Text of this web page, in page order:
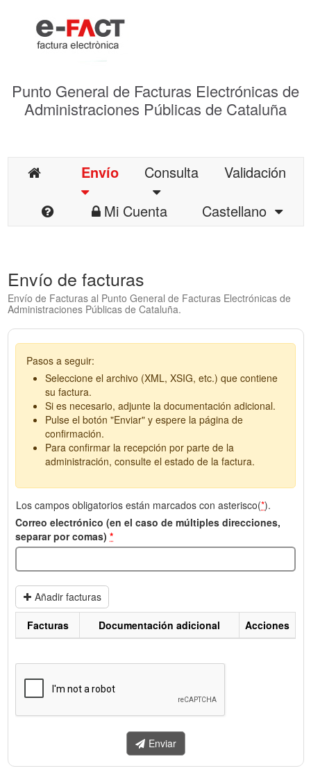
Punto General de Facturas Electrónicas de
Administraciones Públicas de Cataluña
Envío Consulta
Validación
Mi Cuenta
Castellano
Envío de facturas
Envío de Facturas al Punto General de Facturas Electrónicas de
Administraciones Públicas de Cataluña.
Pasos a seguir:
Seleccione el archivo (XML, XSIG, etc.) que contiene
su factura.
Si es necesario, adjunte la documentación adicional.
Pulse el botón "Enviar" y espere la página de
confirmación.
Para confirmar la recepción por parte de la
administración, consulte el estado de la factura.
Los campos obligatorios están marcados con asterisco(*).
Correo electrónico (en el caso de múltiples direcciones,
separar por comas) *
Añadir facturas
enviar.
Facturas Documentación adicional Acciones
Enviar